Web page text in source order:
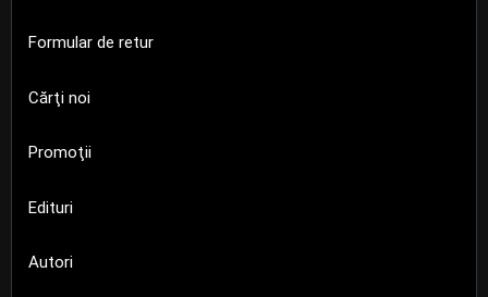
Formular de retur
Cărţi noi
Promoţii
Edituri
Autori